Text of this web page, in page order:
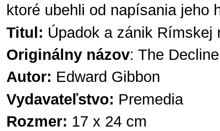
ktoré ubehli od napísania jeho
Titul: Úpadok a zánik Rímskej
Originálny názov: The
Autor: Edward Gibbon
Vydavateľstvo: Premedia
Rozmer: 17 x 24 cm